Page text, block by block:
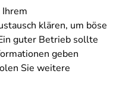
klären, um böse
guter Betrieb sollte
geben
Sie weitere